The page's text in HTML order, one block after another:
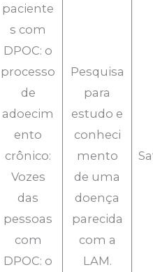
paciente
s com
DPOC: o
processo
de
adoecim
ento
crônico:
Vozes
das
pessoas
com
DPOC: o
Pesquisa
para
estudo e
conheci
mento
de uma
doença
parecida
com a
LAM.